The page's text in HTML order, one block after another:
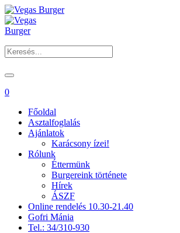
0
Főoldal
Asztalfoglalás
Ajánlatok
Karácsony ízei!
Rólunk
Éttermünk
Burgereink története
Hírek
ÁSZF
Online rendelés 10.30-21.40
Gofri Mánia
Tel.: 34/310-930